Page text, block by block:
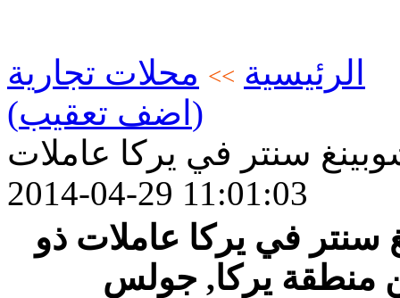
الرئيسية >> محلات تجارية
(اضف تعقيب)
سنتر في يركا عاملات
2014-04-29 11:01:03
في يركا عاملات ذو
منطقة يركا, جولس